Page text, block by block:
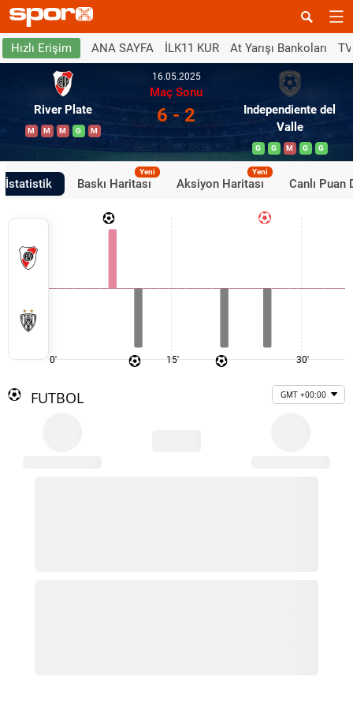
Hızlı Erişim ANA SAYFA İLK11 KUR At Yarışı Bankoları
River Plate
M M M G M
16.05.2025
Maç Sonu
6 - 2
Independiente del
Valle
G G M G G
İstatistik Baskı Haritası
Yeni
Aksiyon Haritası
Yeni
Canlı Puan
0' 15' 30'
FUTBOL GMT +00:00